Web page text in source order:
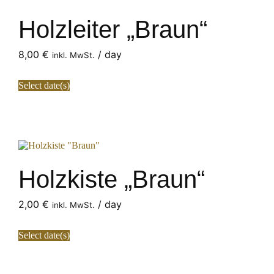
Holzleiter „Braun“
8,00€ inkl. MwSt. / day
Select date(s)
Holzkiste „Braun“
2,00€ inkl. MwSt. / day
Select date(s)